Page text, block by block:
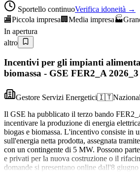
Sportello continuoVerifica idoneità →
🏬Piccola impresa 🏢 Media impresa🏭
In apertura
altro
Incentivi per gli impianti
biomassa - GSE FER2_A 2026_3
Gestore Servizi Energetici🇮🇹
Il GSE ha pubblicato il terzo bando
incentivare la produzione di energia
biogas e biomassa. L'incentivo consiste in
sull'energia netta prodotta, assegnata
con un contingente di 5 MW. Possono
e privati per la nuova costruzione o il
domande si presentano online dall'8